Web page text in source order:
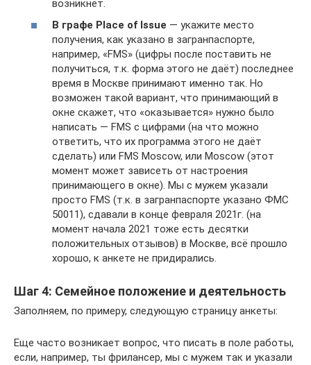
возникнет.
В графе Place of Issue — укажите место
получения, как указано в загранпаспорте,
например, «FMS» (цифры после поставить не
получиться, т.к. форма этого не даёт) последнее
время в Москве принимают именно так. Но
возможен такой вариант, что принимающий в
окне скажет, что «оказывается» нужно было
написать — FMS c цифрами (на что можно
ответить, что их программа этого не даёт
сделать) или FMS Moscow, или Moscow (этот
момент может зависеть от настроения
принимающего в окне). Мы с мужем указали
просто FMS (т.к. в загранпаспорте указано ФМС
50011), сдавали в конце февраля 2021г. (на
момент начала 2021 тоже есть десятки
положительных отзывов) в Москве, всё прошло
хорошо, к анкете не придирались.
Шаг 4: Семейное положение и деятельность
Заполняем, по примеру, следующую страницу анкеты:
Еще часто возникает вопрос, что писать в поле работы,
если, например, ты фрилансер, мы с мужем так и указали